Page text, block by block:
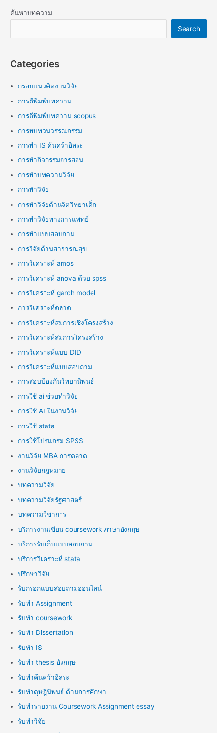
ค้นหาบทความ
Search
Categories
กรอบแนวคิดงานวิจัย
การตีพิมพ์บทความ
การตีพิมพ์บทความ scopus
การทบทวนวรรณกรรม
การทำ IS ค้นคว้าอิสระ
การทำกิจกรรมการสอน
การทำบทความวิจัย
การทำวิจัย
การทำวิจัยด้านจิตวิทยาเด็ก
การทำวิจัยทางการแพทย์
การทำแบบสอบถาม
การวิจัยด้านสาธารณสุข
การวิเคราะห์ amos
การวิเคราะห์ anova ด้วย spss
การวิเคราะห์ garch model
การวิเคราะห์ตลาด
การวิเคราะห์สมการเชิงโครงสร้าง
การวิเคราะห์สมการโครงสร้าง
การวิเคราะห์แบบ DID
การวิเคราะห์แบบสอบถาม
การสอบป้องกันวิทยานิพนธ์
การใช้ ai ช่วยทำวิจัย
การใช้ AI ในงานวิจัย
การใช้ stata
การใช้โปรแกรม SPSS
งานวิจัย MBA การตลาด
งานวิจัยกฎหมาย
บทความวิจัย
บทความวิจัยรัฐศาสตร์
บทความวิชาการ
บริการงานเขียน coursework ภาษาอังกฤษ
บริการรับเก็บแบบสอบถาม
บริการวิเคราะห์ stata
ปรึกษาวิจัย
รับกรอกแบบสอบถามออนไลน์
รับทำ Assignment
รับทำ coursework
รับทำ Dissertation
รับทำ IS
รับทำ thesis อังกฤษ
รับทำค้นคว้าอิสระ
รับทำดุษฎีนิพนธ์ ด้านการศึกษา
รับทำรายงาน Coursework Assignment essay
รับทำวิจัย